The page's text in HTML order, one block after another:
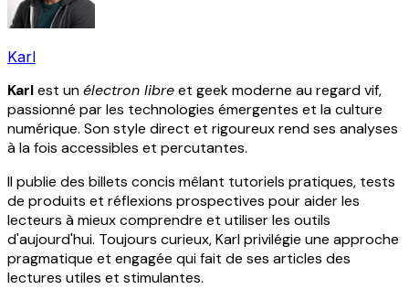
Karl
Karlest unélectron libreet geek moderne au regard vif,
passionné par les technologies émergentes et la culture
numérique. Son style direct et rigoureux rend ses analyses
à la fois accessibles et percutantes.
Il publie des billets concis mêlant tutoriels pratiques, tests
de produits et réflexions prospectives pour aider les
lecteurs à mieux comprendre et utiliser les outils
d'aujourd'hui. Toujours curieux, Karl privilégie une approche
pragmatique et engagée qui fait de ses articles des
lectures utiles et stimulantes.